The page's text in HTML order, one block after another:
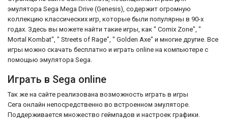
эмулятора Sega Mega Drive (Genesis), содержит огромную
коллекцию классических игр, которые были популярны в 90-х
годах. Здесь вы можете найти такие игры, как " Comix Zone", "
Mortal Kombat", " Streets of Rage", " Golden Axe" и многие другие. Все
игры можно скачать бесплатно и играть online на компьютере с
помощью эмулятора Sega.
Играть в Sega online
Так же на сайте реализована возможность играть в игры
Сега онлайн непосредственно во встроенном эмуляторе.
Поддерживается множество геймпадов и настроек графики.